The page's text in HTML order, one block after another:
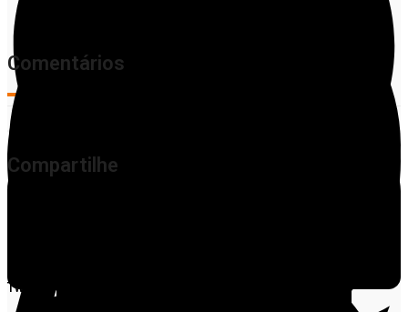
Twitter
Comentários
Compartilhe